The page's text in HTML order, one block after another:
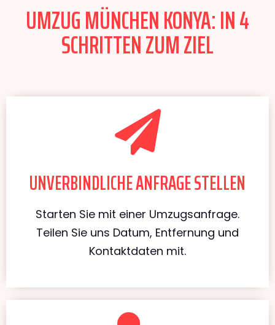
UMZUG MÜNCHEN KONYA: IN 4
SCHRITTEN ZUM ZIEL
UNVERBINDLICHE ANFRAGE STELLEN
Starten Sie mit einer Umzugsanfrage.
Teilen Sie uns Datum, Entfernung und
Kontaktdaten mit.